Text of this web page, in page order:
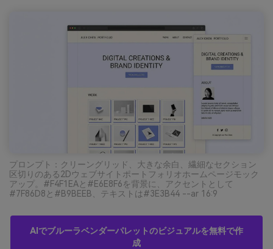
プロンプト：クリーングリッド、大きな余白、繊細なセクション
区切りのある2Dウェブサイトポートフォリオホームページモック
アップ。#F4F1EAと#E6E8F6を背景に、アクセントとして
#7F86D8と#B9BEEB、テキストは#3E3B44 --ar 16:9
AIでブルーラベンダーパレットのビジュアルを無料で作
成